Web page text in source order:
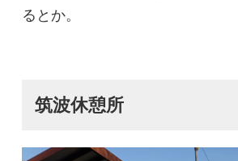
るとか。
筑波休憩所